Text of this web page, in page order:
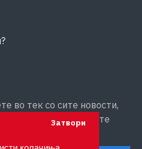
Затвори
во тек со сите новости,
адреса за да добивате